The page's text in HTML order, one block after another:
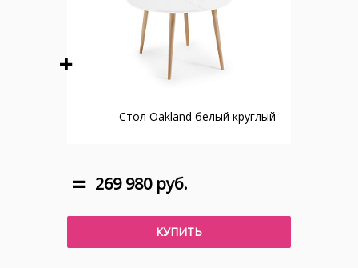
Стол Oakland белый круглый
269 980 руб.
КУПИТЬ